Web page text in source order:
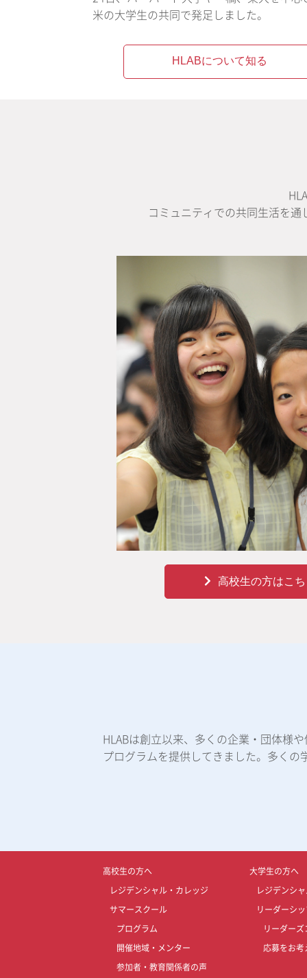
米の大学生の共同で発足しました。
HLABについて知る
コミュニティでの共同生活を
高校生の方はこ
HLABは創立以来、多くの企業・団体様
プログラムを提供してきました。多く
高校生の方へ
レジデンシャル・カレッジ
サマースクール
プログラム
開催地域・メンター
参加者・教育関係者の声
大学生の方へ
レジデンシ
リーダーシ
リーダーズ
応募をお考